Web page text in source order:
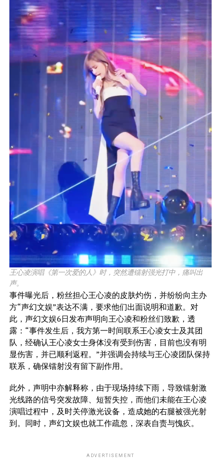
王心凌演唱《第一次爱的人》时，突然遭镭射强光打中，痛叫出
声。
事件曝光后，粉丝担心王心凌的皮肤灼伤，并纷纷向主办
方“声幻文娱”表达不满，要求他们出面说明和道歉。对
此，声幻文娱6日发布声明向王心凌和粉丝们致歉，透
露：“事件发生后，我方第一时间联系王心凌女士及其团
队，经确认王心凌女士身体没有受到伤害，目前也没有明
显伤害，并已顺利返程。”并强调会持续与王心凌团队保持
联系，确保镭射没有留下副作用。
此外，声明中亦解释称，由于现场持续下雨，导致镭射激
光线路的信号突发故障、短暂失控，而他们未能在王心凌
演唱过程中，及时关停激光设备，造成她的右腿被强光射
到。同时，声幻文娱也就工作疏忽，深表自责与愧疚。
ADVERTISEMENT